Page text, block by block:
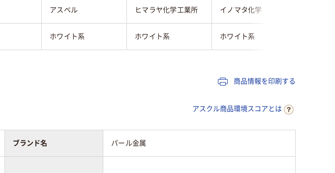
アスベル ヒマラヤ化学工業所 イノマタ化学
ホワイト系 ホワイト系 ホワイト系
商品情報を印刷する
アスクル商品環境スコアとは
ブランド名 パール金属